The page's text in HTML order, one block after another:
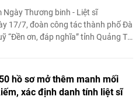
Thương binh - Liệt sĩ
17/7, đoàn công tác thành phố Đà
“Đền ơn, đáp nghĩa” tỉnh Quảng Trị
hồ sơ mở thêm manh mối
xác định danh tính liệt sĩ